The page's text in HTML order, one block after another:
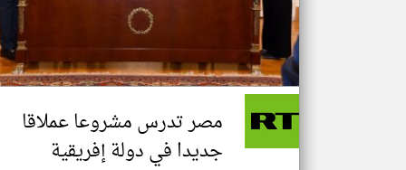
مصر تدرس مشروعا عملاقا
جديدا في دولة إفريقية